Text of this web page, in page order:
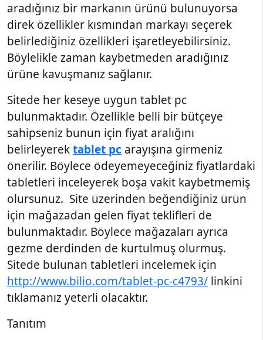
aradığınız bir markanın ürünü bulunuyorsa
direk özellikler kısmından markayı seçerek
belirlediğiniz özellikleri işaretleyebilirsiniz.
Böylelikle zaman kaybetmeden aradığınız
ürüne kavuşmanız sağlanır.
Sitede her keseye uygun tablet pc
bulunmaktadır. Özellikle belli bir bütçeye
sahipseniz bunun için fiyat aralığını
belirleyerektablet pc arayışına girmeniz
önerilir. Böylece ödeyemeyeceğiniz fiyatlardaki
tabletleri inceleyerek boşa vakit kaybetmemiş
olursunuz. Site üzerinden beğendiğiniz ürün
için mağazadan gelen fiyat teklifleri de
bulunmaktadır. Böylece mağazaları ayrıca
gezme derdinden de kurtulmuş olurmuş.
Sitede bulunan tabletleri incelemek için
http://www.bilio.com/tablet-pc-c4793/ linkini
tıklamanız yeterli olacaktır.
Tanıtım